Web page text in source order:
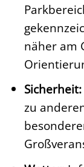
näher am
Sicherheit:
zu